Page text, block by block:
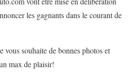
les gagnants dans le courant de
vous souhaite de bonnes photos et
max de plaisir!